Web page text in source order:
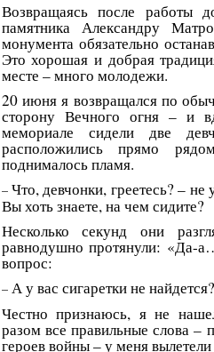
Возвращаясь после работы
памятника Александру
монумента обязательно
Это хорошая и добрая
месте – много молодежи.
20 июня я возвращался по
сторону Вечного огня – и
мемориале сидели две
расположились прямо
поднималось пламя.
– Что, девчонки, греетесь? –
Вы хоть знаете, на чем сидите?
Несколько секунд они
равнодушно протянули: «Да-
вопрос:
– А у вас сигаретки не найдется?
Честно признаюсь, я не
разом все правильные слова –
героев войны – у меня